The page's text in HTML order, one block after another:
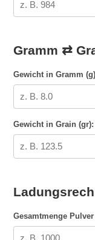
Gramm ⇄
Gewicht in Gramm
Gewicht in Grain (gr):
Gesamtmenge